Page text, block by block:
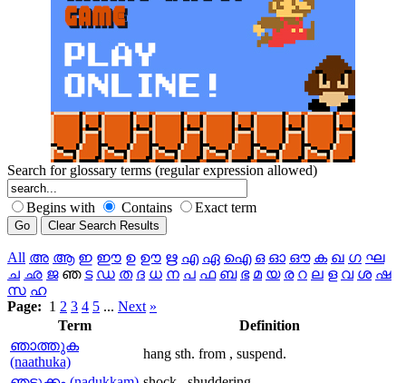
Search for glossary terms (regular expression allowed)
Begins with Contains Exact term
All അ ആ ഇ ഈ ഉ ഊ ഋ എ ഏ ഐ ഒ ഓ ഔ ക ഖ ഗ ഘ
ച ഛ ജ ഞ ട ഡ ത ദ ധ ന പ ഫ ബ ഭ മ യ ര റ ല ള വ ശ ഷ
സ ഹ
Page: 1 2 3 4 5 ... Next »
Term
Definition
ഞാത്തുക
(naathuka)
hang sth. from , suspend.